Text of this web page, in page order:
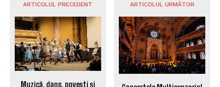
ARTICOLUL PRECEDENT
Muzică, dans, povești și
ARTICOLUL URMĂTOR